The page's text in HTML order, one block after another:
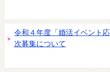
令和４年度「婚活イベント
次募集について